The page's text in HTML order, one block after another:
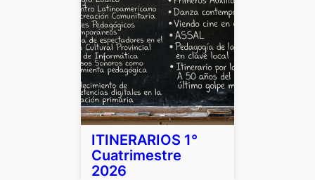
ITINERARIOS 1°
Cuatrimestre
2026